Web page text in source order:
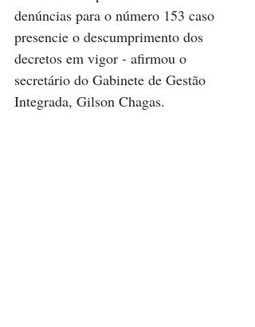
denúncias para o número 153 caso
presencie o descumprimento dos
decretos em vigor - afirmou o
secretário do Gabinete de Gestão
Integrada, Gilson Chagas.